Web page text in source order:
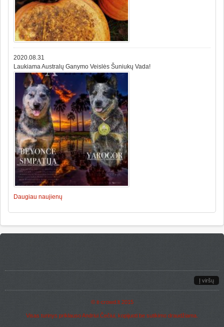
2020.08.31
Laukiama Australų Ganymo Veislės Šuniukų Vada!
Daugiau naujienų
Į viršų
© it-crowd.lt2015
Visas turinys priklauso Andriui Čečiui, kopijuoti be sutikimo draudžiama.